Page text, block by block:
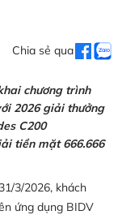
Chia sẻ qua
chương trình
2026 giải thưởng
C200
tiền mặt 666.666
3/2026, khách
ứng dụng BIDV